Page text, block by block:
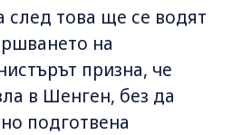
това ще се водят
на
призна, че
в Шенген, без да
подготвена